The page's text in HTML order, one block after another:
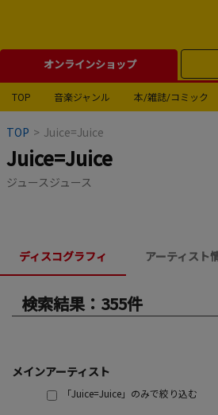
オンラインショップ
TOP 音楽ジャンル 本/雑誌/コミック
TOP > Juice=Juice
Juice=Juice
ジュースジュース
ディスコグラフィ アーティスト
検索結果：355件
メインアーティスト
「Juice=Juice」のみで絞り込む